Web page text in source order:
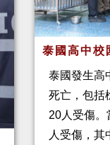
泰國高中
泰國發生高
死亡，包括
20人受傷
人受傷，其